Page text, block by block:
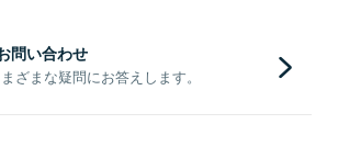
問い合わせ
ざまな疑問にお答えします。